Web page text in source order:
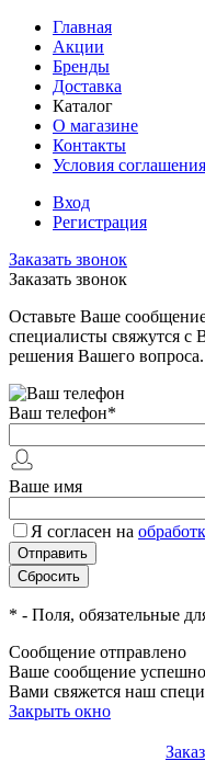
Главная
Акции
Бренды
Доставка
Каталог
О магазине
Контакты
Условия соглашения
Вход
Регистрация
Заказать звонок
Заказать звонок
Оставьте Ваше
специалисты свяжутся с
решения Вашего вопроса.
Ваш телефон*
Ваше имя
Я согласен на
* - Поля, обязательные
Сообщение отправлено
Ваше сообщение
Вами свяжется наш
Закрыть окно